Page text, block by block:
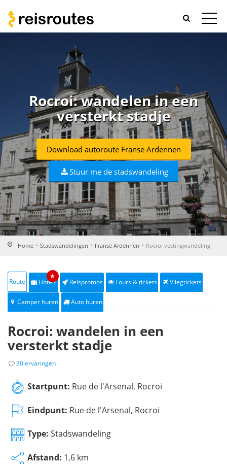
Rocroi: wandelen in een
versterkt stadje
Download autoroute Franse Ardennen
Stuur me de stadswandeling
Home Stadswandelingen Franse Ardennen Rocroi vestingwandeling
Route Hotels
★
Reispromos Tours & tickets Vliegtickets
Camper huren Auto huren
Rocroi: wandelen in een
versterkt stadje
30 ervaringen
Startpunt: Rue de l'Arsenal, Rocroi
Eindpunt: Rue de l'Arsenal, Rocroi
Type: Stadswandeling
Afstand: 1,6 km